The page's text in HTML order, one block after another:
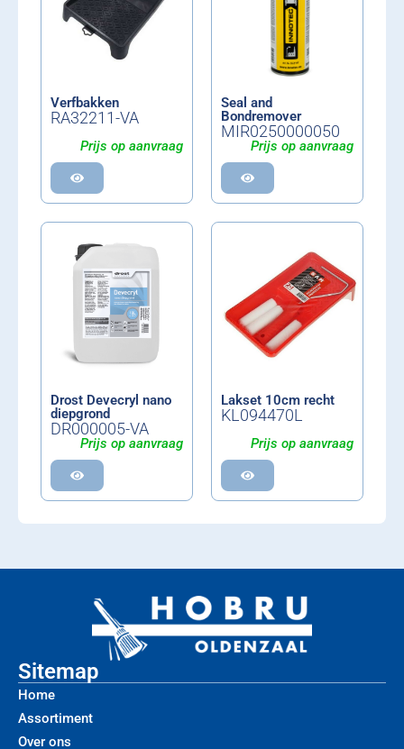
Verfbakken
RA32211-VA
Prijs op aanvraag
Seal and
Bondremover
MIR0250000050
Prijs op aanvraag
Drost Devecryl nano
diepgrond
DR000005-VA
Prijs op aanvraag
Lakset 10cm recht
KL094470L
Prijs op aanvraag
Sitemap
Home
Assortiment
Over ons